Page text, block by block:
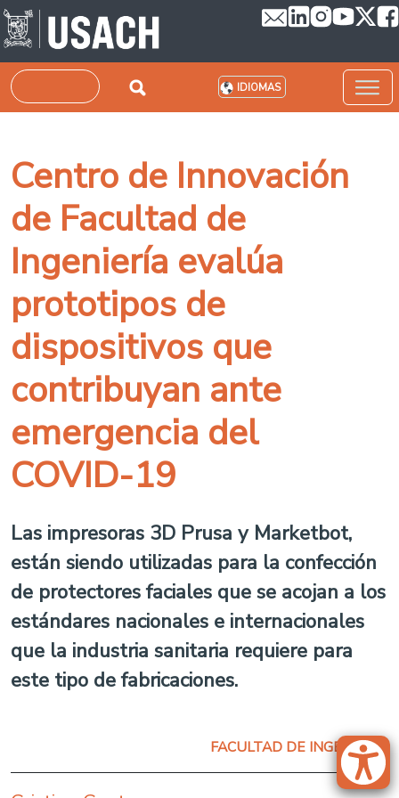
Pasar al contenido principal
Buscar IDIOMAS
Centro de Innovación
de Facultad de
Ingeniería evalúa
prototipos de
dispositivos que
contribuyan ante
emergencia del
COVID-19
Las impresoras 3D Prusa y Marketbot,
están siendo utilizadas para la confección
de protectores faciales que se acojan a los
estándares nacionales e internacionales
que la industria sanitaria requiere para
este tipo de fabricaciones.
FACULTAD DE INGENIERÍA